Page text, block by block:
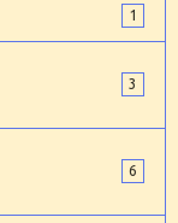
1
3
6